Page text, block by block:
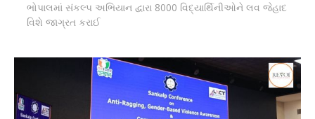
ભોપાલમાં સંકલ્પ અભિયાન દ્વારા 8000 વિદ્યાર્થિનીઓને લવ જેહાદ
વિશે જાગ્રત કરાઈ